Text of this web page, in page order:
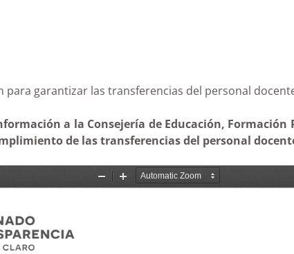
para garantizar las transferencias del personal
a la Consejería de Educación,
de las transferencias del personal